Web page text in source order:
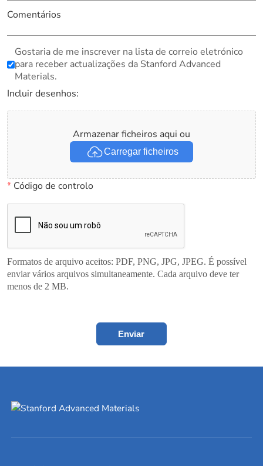
Comentários
Gostaria de me inscrever na lista de correio eletrónico
para receber actualizações da Stanford Advanced
Materials.
Incluir desenhos:
Armazenar ficheiros aqui ou
Carregar ficheiros
*Código de controlo
Formatos de arquivo aceitos: PDF, PNG, JPG, JPEG. É possível
enviar vários arquivos simultaneamente. Cada arquivo deve ter
menos de 2 MB.
Enviar